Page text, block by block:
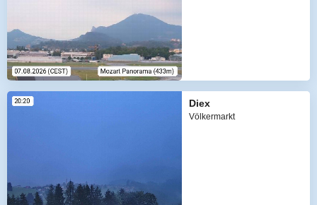
Diex
Völkermarkt